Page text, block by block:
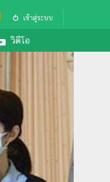
เข้าสู่ระบบ
วิดีโอ